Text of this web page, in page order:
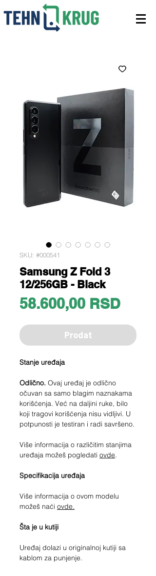
SKU: #000541
Samsung Z Fold 3
12/256GB - Black
58.600,00 RSDPrice
Prodat
Stanje uređaja
Odlično. Ovaj uređaj je odlično
očuvan sa samo blagim naznakama
korišćenja. Već na daljini ruke, bilo
koji tragovi korišćenja nisu vidljivi. U
potpunosti je testiran i radi savršeno.
Više informacija o različitim stanjima
uređaja možeš pogledati ovde.
Specifikacija uređaja
Više informacija o ovom modelu
možeš naći ovde.
Šta je u kutiji
Uređaj dolazi u originalnoj kutiji sa
kablom za punjenje.